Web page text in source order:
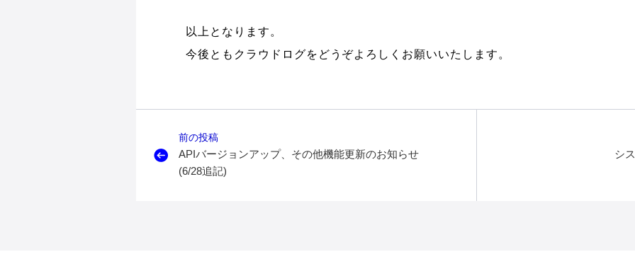
以上となります。
今後ともクラウドログをどうぞよろしくお願いいたします。
前の投稿
APIバージョンアップ、その他機能更新のお知らせ
(6/28追記)
シ